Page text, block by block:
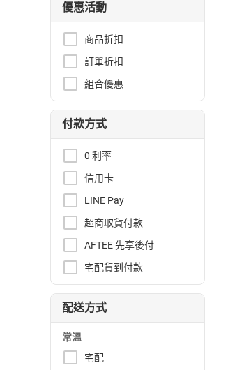
優惠活動
商品折扣
訂單折扣
組合優惠
付款方式
0 利率
信用卡
LINE Pay
超商取貨付款
AFTEE 先享後付
宅配貨到付款
配送方式
常溫
宅配